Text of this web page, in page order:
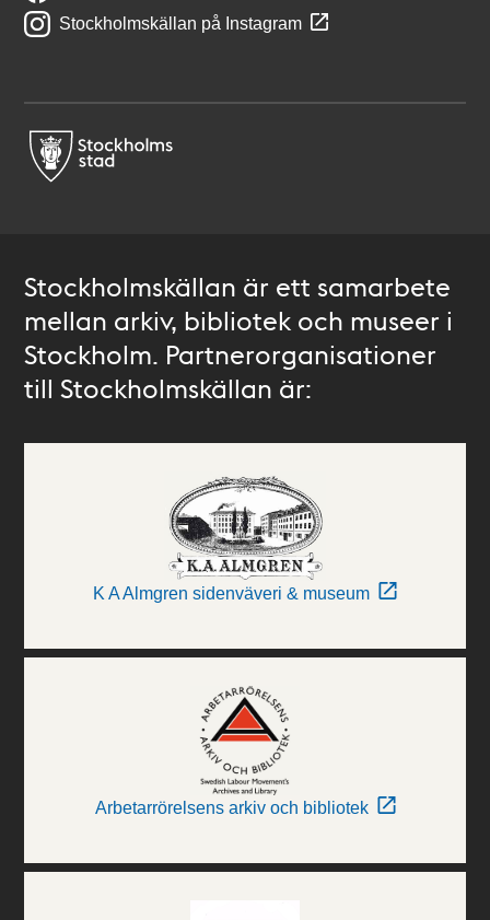
Stockholmskällan på Instagram
Stockholmskällan är ett samarbete
mellan arkiv, bibliotek och museer i
Stockholm. Partnerorganisationer
till Stockholmskällan är:
K A Almgren sidenväveri & museum
Arbetarrörelsens arkiv och bibliotek